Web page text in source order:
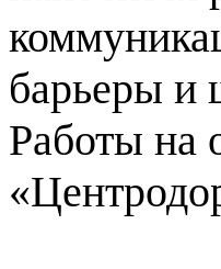
барьеры и
Работы на